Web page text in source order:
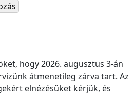
hogy 2026. augusztus 3-án
átmenetileg zárva tart. Az
elnézésüket kérjük, és